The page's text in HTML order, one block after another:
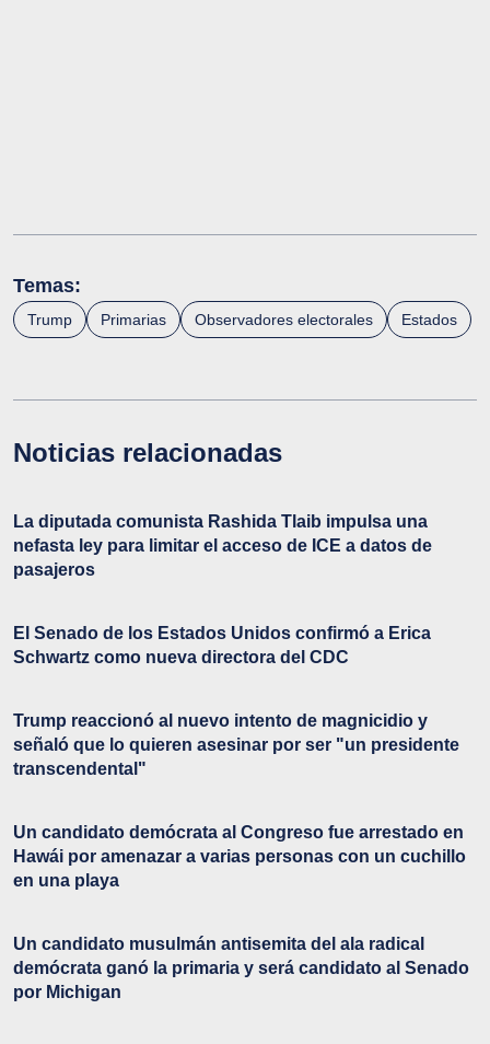
Temas:
Trump Primarias Observadores electorales Estados
Noticias relacionadas
La diputada comunista Rashida Tlaib impulsa una
nefasta ley para limitar el acceso de ICE a datos de
pasajeros
El Senado de los Estados Unidos confirmó a Erica
Schwartz como nueva directora del CDC
Trump reaccionó al nuevo intento de magnicidio y
señaló que lo quieren asesinar por ser "un presidente
transcendental"
Un candidato demócrata al Congreso fue arrestado en
Hawái por amenazar a varias personas con un cuchillo
en una playa
Un candidato musulmán antisemita del ala radical
demócrata ganó la primaria y será candidato al Senado
por Michigan